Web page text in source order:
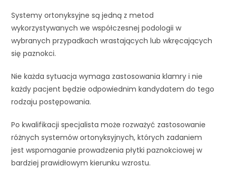
Systemy ortonyksyjne są jedną z metod
wykorzystywanych we współczesnej podologii w
wybranych przypadkach wrastających lub wkręcających
się paznokci.
Nie każda sytuacja wymaga zastosowania klamry i nie
każdy pacjent będzie odpowiednim kandydatem do tego
rodzaju postępowania.
Po kwalifikacji specjalista może rozważyć zastosowanie
różnych systemów ortonyksyjnych, których zadaniem
jest wspomaganie prowadzenia płytki paznokciowej w
bardziej prawidłowym kierunku wzrostu.